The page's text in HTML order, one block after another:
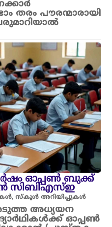
തരം പൗരന്മാരായി
ഓപ്പൺ ബുക്ക്
സിബിഎസ്ഇ
,സ്കൂൾ അറിയിപ്പുകൾ
അധ്യയന
ഓപ്പൺ